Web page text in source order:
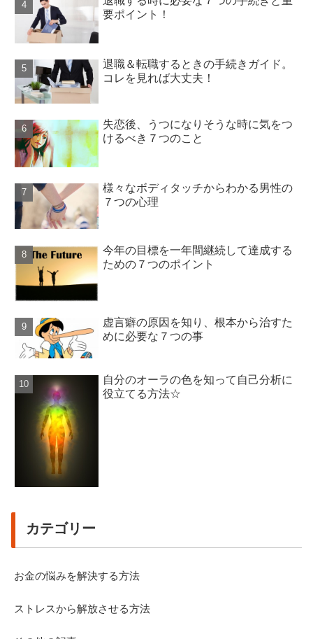
要ポイント！
退職＆転職するときの手続きガイド。
コレを見れば大丈夫！
失恋後、うつになりそうな時に気をつ
けるべき７つのこと
様々なボディタッチからわかる男性の
７つの心理
今年の目標を一年間継続して達成する
ための７つのポイント
虚言癖の原因を知り、根本から治すた
めに必要な７つの事
自分のオーラの色を知って自己分析に
役立てる方法☆
カテゴリー
お金の悩みを解決する方法
ストレスから解放させる方法